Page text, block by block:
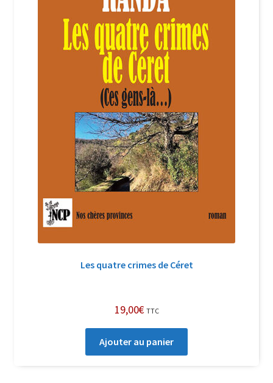
Login Customizer
Politique de confidentialité et cookies
Qui sommes-nous ?
Soutien à Philippe Randa
Suivi de la Commande
Les quatre crimes de Céret
19,00€ TTC
Ajouter au panier